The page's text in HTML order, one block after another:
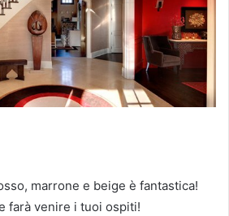
marrone e beige è fantastica!
farà venire i tuoi ospiti!